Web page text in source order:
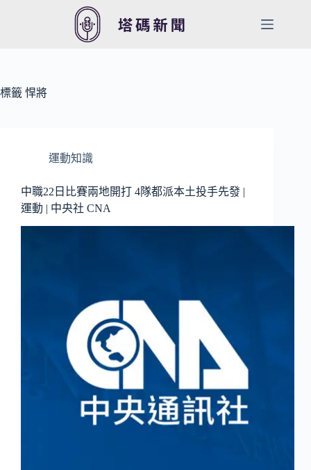
容
標籤 悍將
運動知識
中職22日比賽兩地開打 4隊都派本土投手先發 |
運動 | 中央社 CNA